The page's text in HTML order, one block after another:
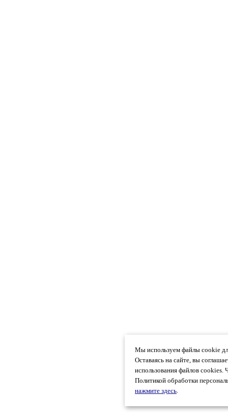
Мы используем файлы cookie
Оставаясь на сайте, вы
использования файлов cookies.
Политикой обработки
нажмите здесь.